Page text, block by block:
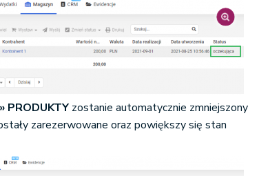
PRODUKTY zostanie automatycznie zmniejszony
zarezerwowane oraz powiększy się stan